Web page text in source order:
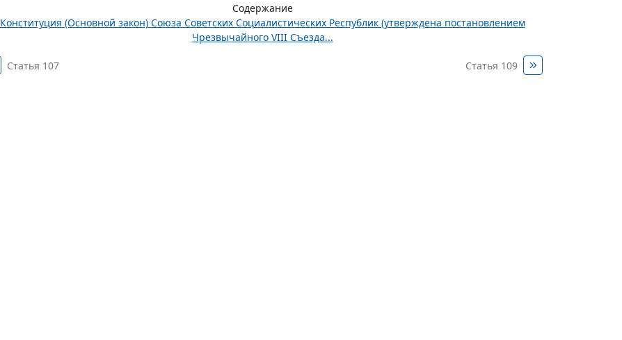
Содержание
Конституция (Основной закон) Союза Советских Социалистических Республик (утверждена постановлением
Чрезвычайного VIII Съезда...
Статья 107 Статья 109